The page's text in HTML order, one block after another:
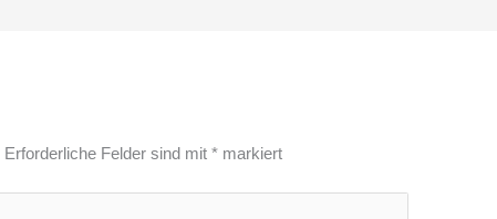
Erforderliche Felder sind mit* markiert